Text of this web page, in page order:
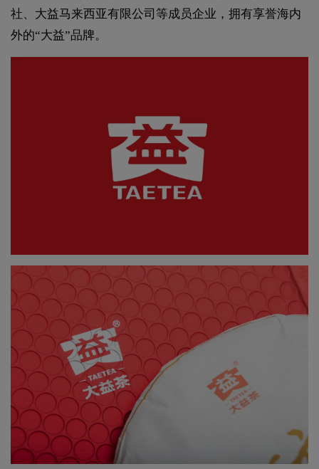
社、大益马来西亚有限公司等成员企业，拥有享誉海内
外的“大益”品牌。